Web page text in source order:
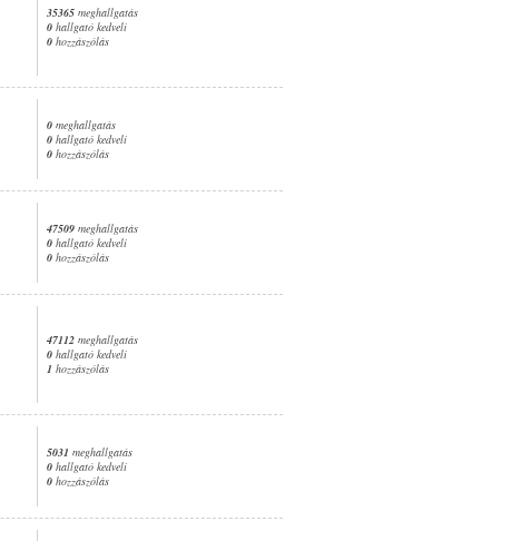
35365 meghallgatás
0 hallgató kedveli
0 hozzászólás
0 meghallgatás
0 hallgató kedveli
0 hozzászólás
47509 meghallgatás
0 hallgató kedveli
0 hozzászólás
47112 meghallgatás
0 hallgató kedveli
1 hozzászólás
5031 meghallgatás
0 hallgató kedveli
0 hozzászólás